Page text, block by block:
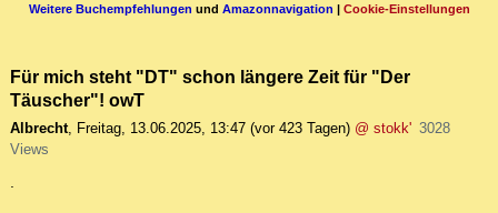
Weitere Buchempfehlungen und Amazonnavigation | Cookie-Einstellungen
Für mich steht "DT" schon längere Zeit für "Der
Täuscher"! owT
Albrecht, Freitag, 13.06.2025, 13:47 (vor 423 Tagen) @ stokk' 3028
Views
.